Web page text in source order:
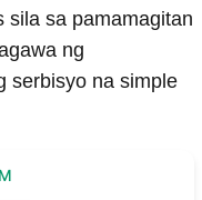
sila sa pamamagitan
ng
serbisyo na simple